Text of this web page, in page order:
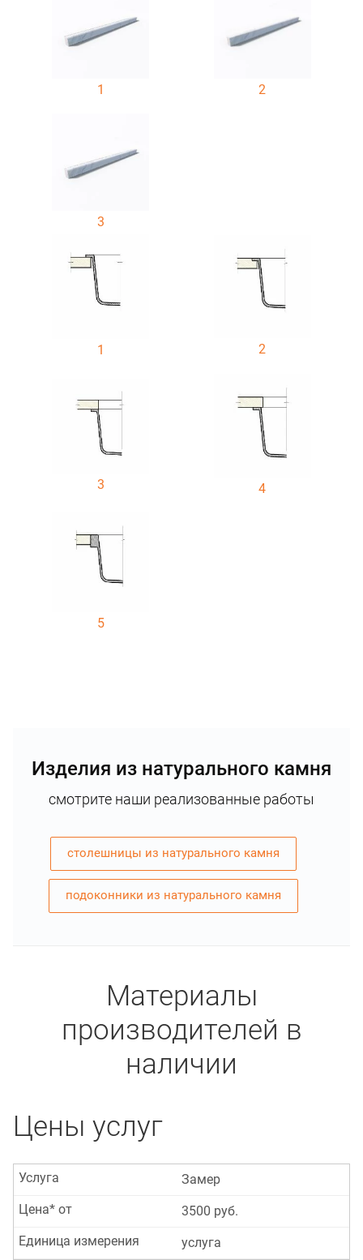
1 2
3
1 2
3 4
5
Изделия из натурального камня
смотрите наши реализованные работы
столешницы из натурального камня
подоконники из натурального камня
Материалы
производителей в
наличии
Цены услуг
Замер
Услуга
3500 руб.
Цена* от
услуга
Единица измерения